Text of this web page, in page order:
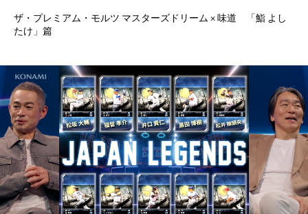
ザ・プレミアム・モルツ マスターズドリーム × 味道 「鮨 よし
たけ」篇